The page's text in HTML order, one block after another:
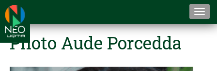
Photo Aude Porcedda